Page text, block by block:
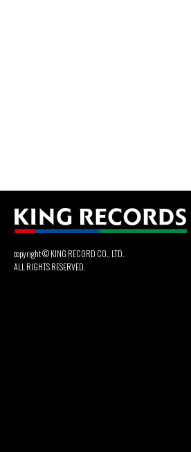
copyright © KING RECORD CO., LTD.
ALL RIGHTS RESERVED.